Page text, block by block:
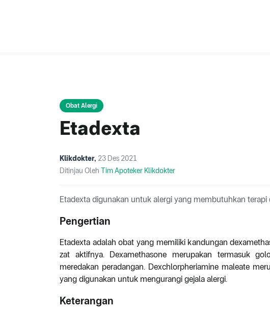
Obat Alergi
Etadexta
Klikdokter, 23 Des 2021
Ditinjau Oleh Tim Apoteker Klikdokter
Etadexta digunakan untuk alergi yang membutuhkan terapi
Pengertian
Etadexta adalah obat yang memiliki kandungan
zat aktifnya. Dexamethasone merupakan termasuk
meredakan peradangan. Dexchlorpheriamine maleate
yang digunakan untuk mengurangi gejala alergi.
Keterangan